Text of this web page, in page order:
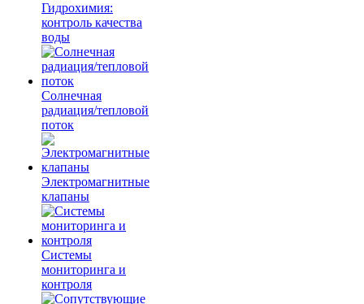
Гидрохимия:
контроль качества
воды
Солнечная
радиация/тепловой
поток
Электромагнитные
клапаны
Системы
мониторинга и
контроля